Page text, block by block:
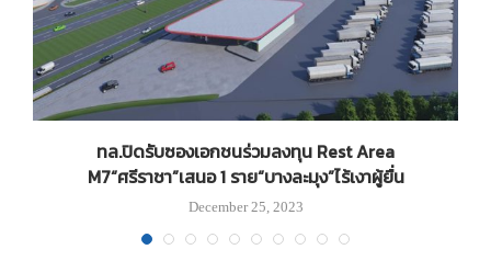
ทล.ปิดรับซองเอกชนร่วมลงทุน Rest Area
M7“ศรีราชา”เสนอ 1 ราย“บางละมุง”ไร้เงาผู้ยื่น
December 25, 2023